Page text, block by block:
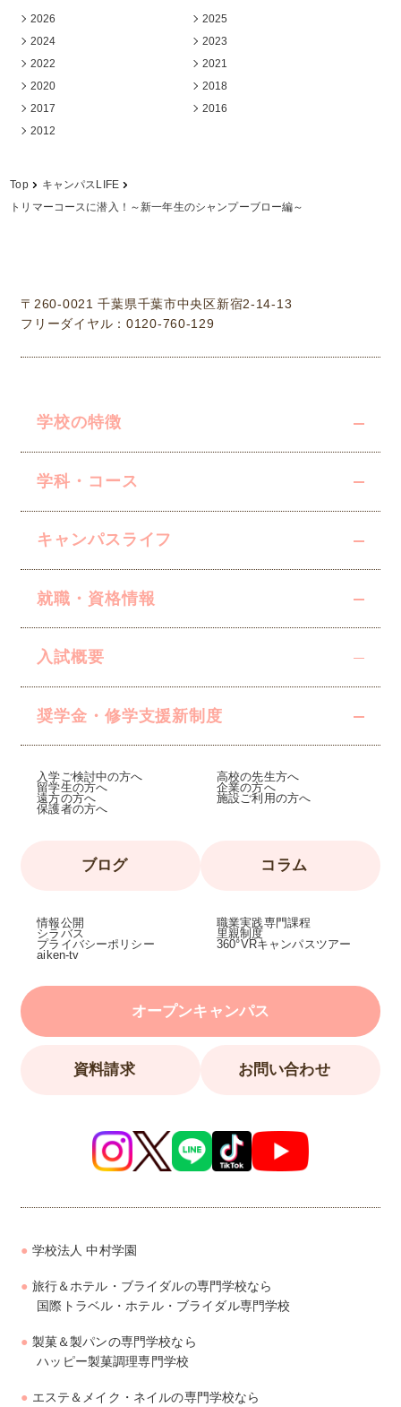
2026
2025
2024
2023
2022
2021
2020
2018
2017
2016
2012
Top
キャンパスLIFE
トリマーコースに潜入！～新一年生のシャンプーブロー編～
学校の特徴
学科・コース
キャンパスライフ
就職・資格情報
入試概要
奨学金・修学支援新制度
ブログ コラム
入学ご検討中の方へ
留学生の方へ
遠方の方へ
保護者の方へ
高校の先生方へ
企業の方へ
施設ご利用の方へ
職業実践専門課程
情報公開
シラバス
プライバシーポリシー
360°VRキャンパスツアー
里親制度
aiken-tv
オープンキャンパス
資料請求 お問い合わせ
学校法人 中村学園
旅行＆ホテル・ブライダルの専門学校なら
国際トラベル・ホテル・ブライダル専門学校
製菓＆製パンの専門学校なら
ハッピー製菓調理専門学校
エステ＆メイク・ネイルの専門学校なら
〒260-0021 千葉県千葉市中央区新宿2-14-13
フリーダイヤル：0120-760-129